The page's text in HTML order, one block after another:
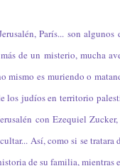
París... son
de un misterio, mucha
mismo es muriendo o
los judíos en territorio
con Ezequiel
Así, como si se
de su familia, mientras